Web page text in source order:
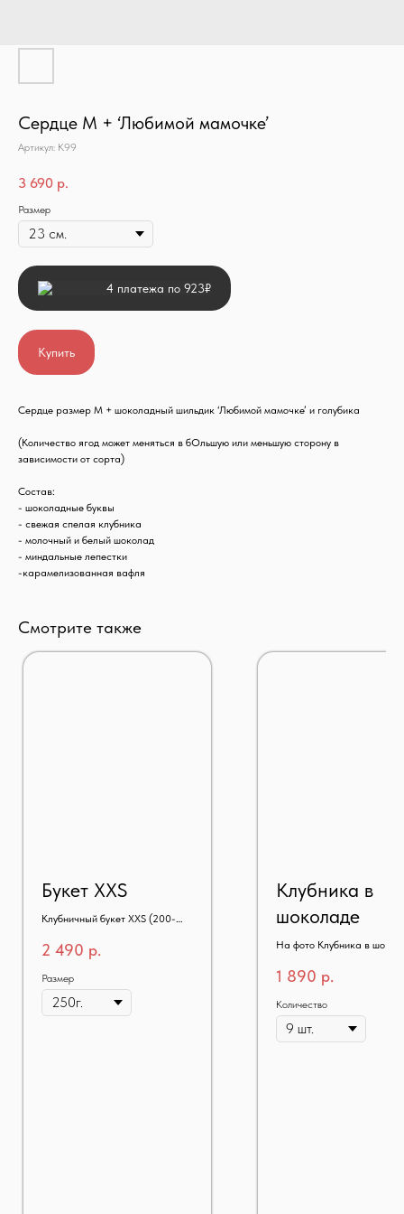
Сердце М + ‘Любимой мамочке’
Артикул: К99
3 690 р.
Размер
Купить
4 платежа по 923₽
Сердце размер М + шоколадный шильдик ‘Любимой мамочке’ и голубика
(Количество ягод может меняться в бОльшую или меньшую сторону в
зависимости от сорта)
Состав:
- шоколадные буквы
- свежая спелая клубника
- молочный и белый шоколад
- миндальные лепестки
-карамелизованная вафля
Смотрите также
Букет XXS
Клубничный букет XXS (200-
2 490 р.
Размер
Клубника в
шоколаде
На фото Клубника в
1 890 р.
Количество